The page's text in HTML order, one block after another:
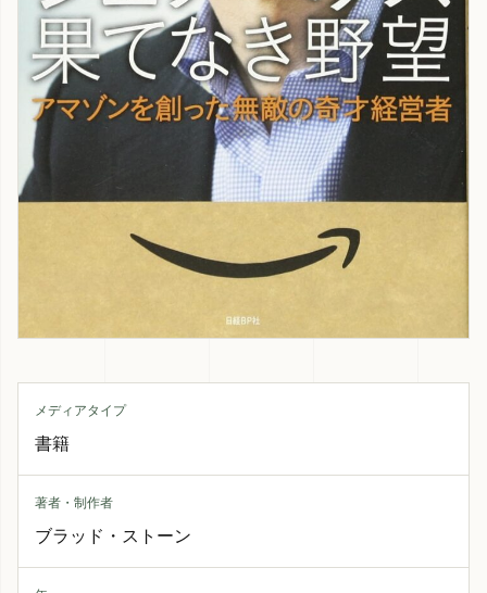
メディアタイプ
書籍
著者・制作者
ブラッド・ストーン